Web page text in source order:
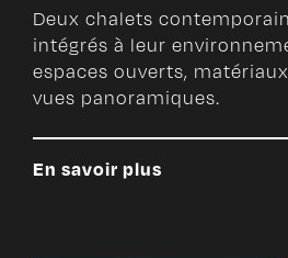
Deux chalets
intégrés à leur
espaces ouverts,
vues panoramiques.
En savoir plus